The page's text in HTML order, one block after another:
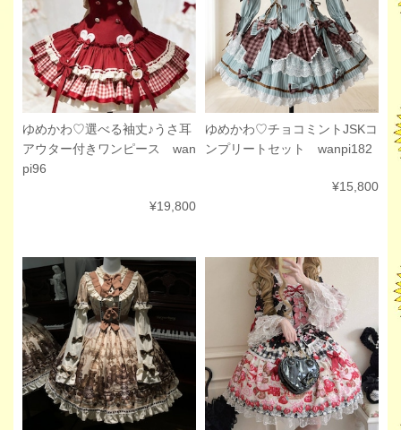
ゆめかわ♡選べる袖丈♪うさ耳
アウター付きワンピース wan
pi96
¥19,800
ゆめかわ♡チョコミントJSKコ
ンプリートセット wanpi182
¥15,800